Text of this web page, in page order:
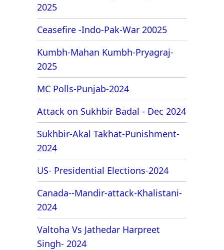
2025
Ceasefire -Indo-Pak-War 20025
Kumbh-Mahan Kumbh-Pryagraj-
2025
MC Polls-Punjab-2024
Attack on Sukhbir Badal - Dec 2024
Sukhbir-Akal Takhat-Punishment-
2024
US- Presidential Elections-2024
Canada--Mandir-attack-Khalistani-
2024
Valtoha Vs Jathedar Harpreet
Singh- 2024